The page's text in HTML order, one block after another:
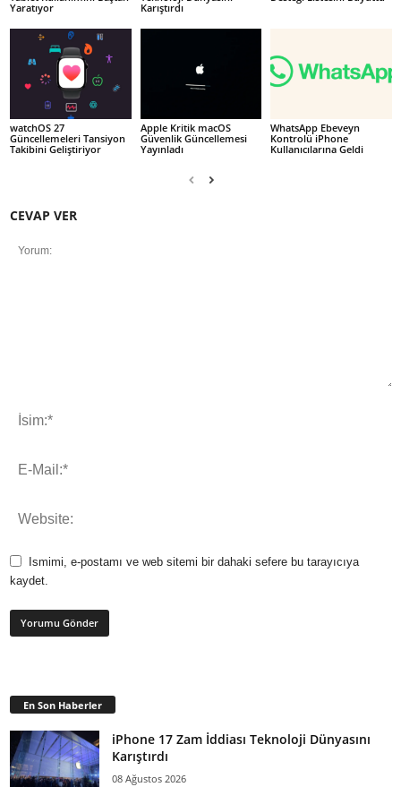
Yaratıyor
Karıştırdı
watchOS 27
Güncellemeleri Tansiyon
Takibini Geliştiriyor
Apple Kritik macOS
Güvenlik Güncellemesi
Yayınladı
WhatsApp Ebeveyn
Kontrolü iPhone
Kullanıcılarına Geldi
CEVAP VER
Ismimi, e-postamı ve web sitemi bir dahaki sefere bu tarayıcıya
kaydet.
En Son Haberler
iPhone 17 Zam İddiası Teknoloji Dünyasını
Karıştırdı
08 Ağustos 2026